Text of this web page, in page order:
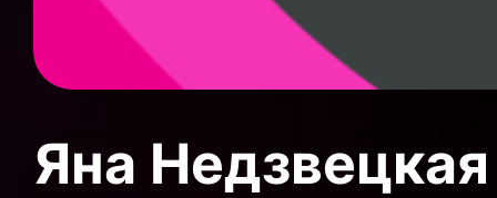
Яна Недзвецкая